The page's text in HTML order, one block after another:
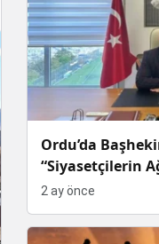
Ordu’da
“Siyasetçilerin
Sunulmaz”
2 ay önce